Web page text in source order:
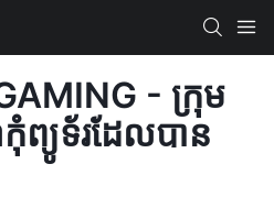
- ក្រុម
យូទ័រដែលបាន